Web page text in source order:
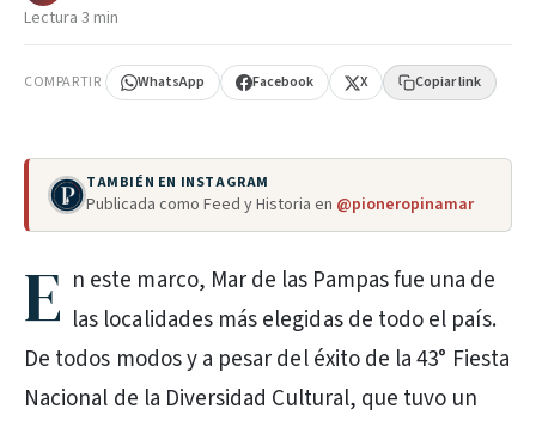
Lectura 3 min
COMPARTIR WhatsApp Facebook X Copiar link
TAMBIÉN EN INSTAGRAM
Publicada como Feed y Historia en @pioneropinamar
E n este marco, Mar de las Pampas fue una de
las localidades más elegidas de todo el país.
De todos modos y a pesar del éxito de la 43° Fiesta
Nacional de la Diversidad Cultural, que tuvo un